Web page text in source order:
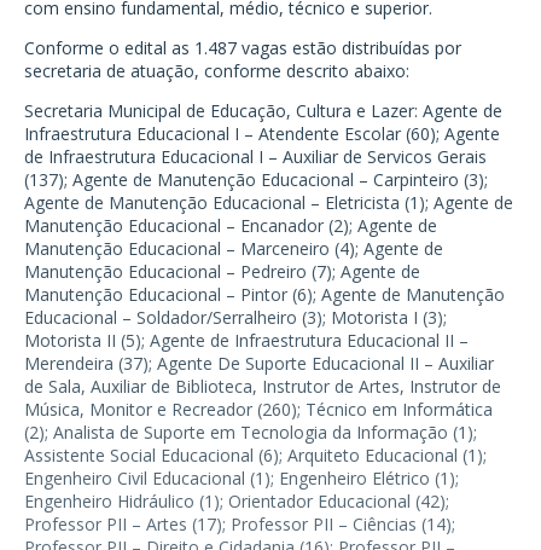
com ensino fundamental, médio, técnico e superior.
Conforme o edital as 1.487 vagas estão distribuídas por
secretaria de atuação, conforme descrito abaixo:
Secretaria Municipal de Educação, Cultura e Lazer: Agente de
Infraestrutura Educacional I – Atendente Escolar (60); Agente
de Infraestrutura Educacional I – Auxiliar de Servicos Gerais
(137); Agente de Manutenção Educacional – Carpinteiro (3);
Agente de Manutenção Educacional – Eletricista (1); Agente de
Manutenção Educacional – Encanador (2); Agente de
Manutenção Educacional – Marceneiro (4); Agente de
Manutenção Educacional – Pedreiro (7); Agente de
Manutenção Educacional – Pintor (6); Agente de Manutenção
Educacional – Soldador/Serralheiro (3); Motorista I (3);
Motorista II (5); Agente de Infraestrutura Educacional II –
Merendeira (37); Agente De Suporte Educacional II – Auxiliar
de Sala, Auxiliar de Biblioteca, Instrutor de Artes, Instrutor de
Música, Monitor e Recreador (260); Técnico em Informática
(2); Analista de Suporte em Tecnologia da Informação (1);
Assistente Social Educacional (6); Arquiteto Educacional (1);
Engenheiro Civil Educacional (1); Engenheiro Elétrico (1);
Engenheiro Hidráulico (1); Orientador Educacional (42);
Professor PII – Artes (17); Professor PII – Ciências (14);